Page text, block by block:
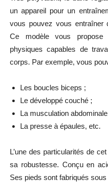
un appareil pour un
vous pouvez vous entraîner
Ce modèle vous propose
physiques capables de
corps. Par exemple, vous
Les boucles biceps ;
Le développé couché ;
La musculation
La presse à épaules, etc.
L’une des particularités de
sa robustesse. Conçu en
Ses pieds sont fabriqués